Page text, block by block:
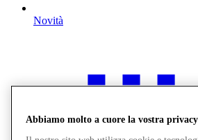
Novità
Abbiamo molto a cuore la vostra privacy